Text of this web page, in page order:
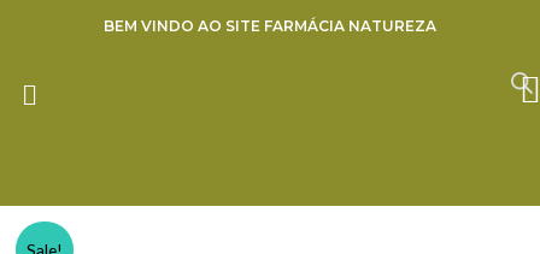
conteúdo
BEM VINDO AO SITE FARMÁCIA NATUREZA
Sale!
27% OFF
Minoxidil